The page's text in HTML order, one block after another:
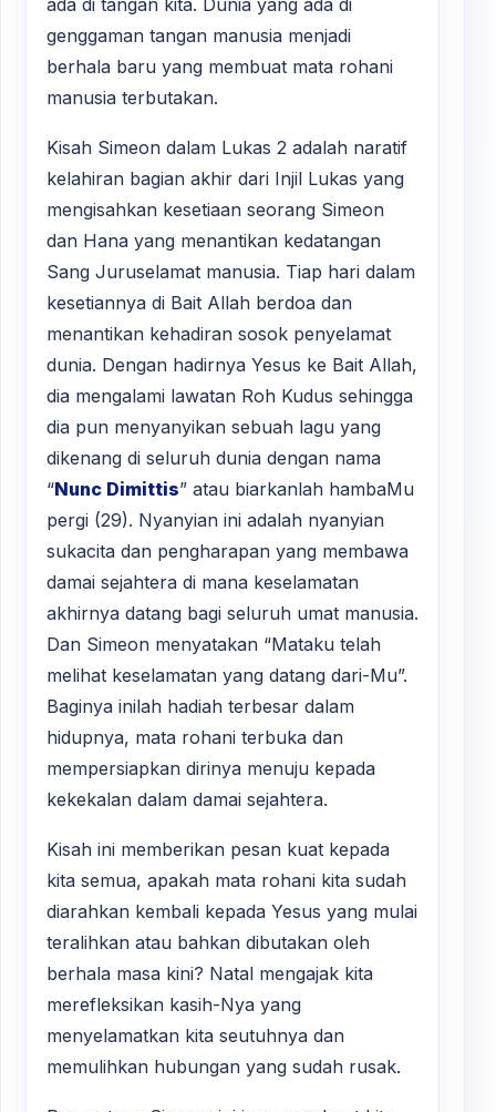
ada di tangan kita. Dunia yang ada di
genggaman tangan manusia menjadi
berhala baru yang membuat mata rohani
manusia terbutakan.
Kisah Simeon dalam Lukas 2 adalah naratif
kelahiran bagian akhir dari Injil Lukas yang
mengisahkan kesetiaan seorang Simeon
dan Hana yang menantikan kedatangan
Sang Juruselamat manusia. Tiap hari dalam
kesetiannya di Bait Allah berdoa dan
menantikan kehadiran sosok penyelamat
dunia. Dengan hadirnya Yesus ke Bait Allah,
dia mengalami lawatan Roh Kudus sehingga
dia pun menyanyikan sebuah lagu yang
dikenang di seluruh dunia dengan nama
“Nunc Dimittis” atau biarkanlah hambaMu
pergi (29). Nyanyian ini adalah nyanyian
sukacita dan pengharapan yang membawa
damai sejahtera di mana keselamatan
akhirnya datang bagi seluruh umat manusia.
Dan Simeon menyatakan “Mataku telah
melihat keselamatan yang datang dari-Mu”.
Baginya inilah hadiah terbesar dalam
hidupnya, mata rohani terbuka dan
mempersiapkan dirinya menuju kepada
kekekalan dalam damai sejahtera.
Kisah ini memberikan pesan kuat kepada
kita semua, apakah mata rohani kita sudah
diarahkan kembali kepada Yesus yang mulai
teralihkan atau bahkan dibutakan oleh
berhala masa kini? Natal mengajak kita
merefleksikan kasih-Nya yang
menyelamatkan kita seutuhnya dan
memulihkan hubungan yang sudah rusak.